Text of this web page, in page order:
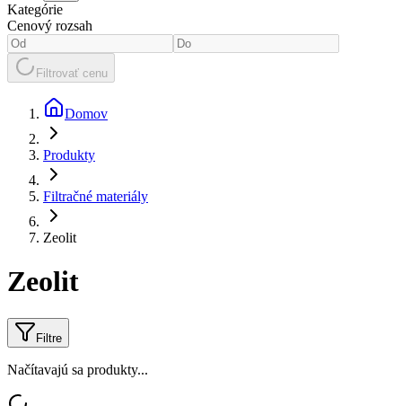
Kategórie
Cenový rozsah
Filtrovať cenu
Domov
Produkty
Filtračné materiály
Zeolit
Zeolit
Filtre
Načítavajú sa produkty...